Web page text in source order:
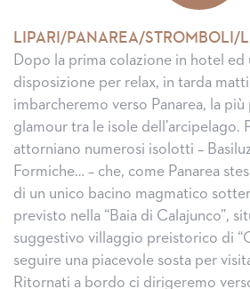
LIPARI/PANAREA/STROMBOLI/
Dopo la prima colazione in hotel ed
disposizione per relax, in tarda
imbarcheremo verso Panarea, la più
glamour tra le isole dell’arcipelago.
attorniano numerosi isolotti –
Formiche… – che, come Panarea
di un unico bacino magmatico
previsto nella “Baia di Calajunco”,
suggestivo villaggio preistorico di
seguire una piacevole sosta per
Ritornati a bordo ci dirigeremo